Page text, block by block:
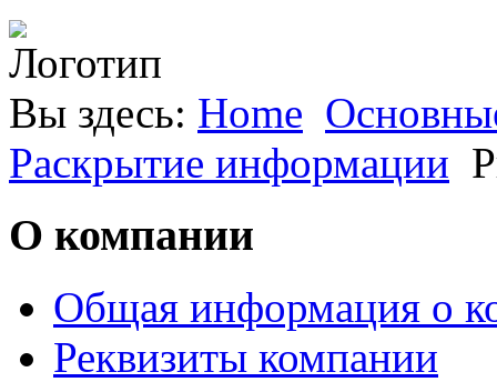
Вы здесь: Home
Раскрытие информации
О компании
Общая информация о
Реквизиты компании